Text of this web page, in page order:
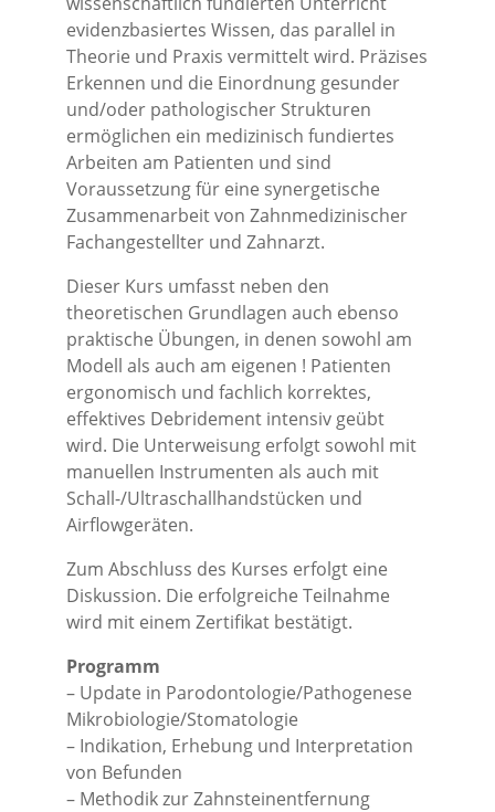
evidenzbasiertes Wissen, das parallel in
Theorie und Praxis vermittelt wird. Präzises
Erkennen und die Einordnung gesunder
und/oder pathologischer Strukturen
ermöglichen ein medizinisch fundiertes
Arbeiten am Patienten und sind
Voraussetzung für eine synergetische
Zusammenarbeit von Zahnmedizinischer
Fachangestellter und Zahnarzt.
Dieser Kurs umfasst neben den
theoretischen Grundlagen auch ebenso
praktische Übungen, in denen sowohl am
Modell als auch am eigenen ! Patienten
ergonomisch und fachlich korrektes,
effektives Debridement intensiv geübt
wird. Die Unterweisung erfolgt sowohl mit
manuellen Instrumenten als auch mit
Schall-/Ultraschallhandstücken und
Airflowgeräten.
Zum Abschluss des Kurses erfolgt eine
Diskussion. Die erfolgreiche Teilnahme
wird mit einem Zertifikat bestätigt.
Programm
– Update in Parodontologie/Pathogenese
Mikrobiologie/Stomatologie
– Indikation, Erhebung und Interpretation
von Befunden
– Methodik zur Zahnsteinentfernung